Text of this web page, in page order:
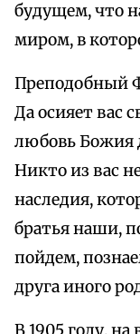
будущем, что
миром, в
Преподобный
Да осияет вас
любовь Божия
Никто из вас
наследия,
братья наши,
пойдем,
друга иного